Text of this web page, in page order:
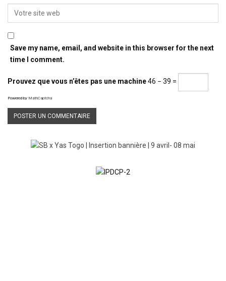
Save my name, email, and website in this browser for the next
time I comment.
Prouvez que vous n’êtes pas une machine46 − 39 =
Powered by MathCaptcha